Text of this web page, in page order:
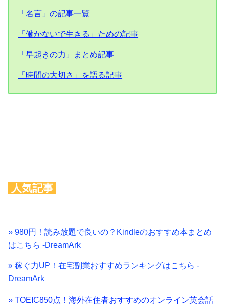
「名言」の記事一覧
「働かないで生きる」ための記事
「早起きの力」まとめ記事
「時間の大切さ」を語る記事
人気記事
» 980円！読み放題で良いの？Kindleのおすすめ本まとめ
はこちら -DreamArk
» 稼ぐ力UP！在宅副業おすすめランキングはこちら -
DreamArk
» TOEIC850点！海外在住者おすすめのオンライン英会話